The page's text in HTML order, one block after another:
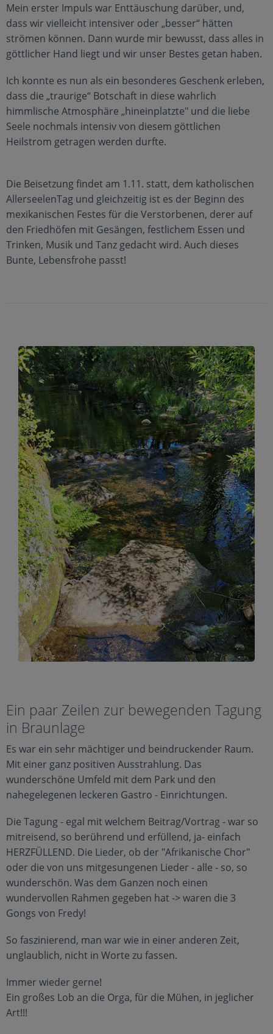
Mein erster Impuls war Enttäuschung darüber, und,
dass wir vielleicht intensiver oder „besser“ hätten
strömen können. Dann wurde mir bewusst, dass alles in
göttlicher Hand liegt und wir unser Bestes getan haben.
Ich konnte es nun als ein besonderes Geschenk erleben,
dass die „traurige“ Botschaft in diese wahrlich
himmlische Atmosphäre „hineinplatzte" und die liebe
Seele nochmals intensiv von diesem göttlichen
Heilstrom getragen werden durfte.
Die Beisetzung findet am 1.11. statt, dem katholischen
AllerseelenTag und gleichzeitig ist es der Beginn des
mexikanischen Festes für die Verstorbenen, derer auf
den Friedhöfen mit Gesängen, festlichem Essen und
Trinken, Musik und Tanz gedacht wird. Auch dieses
Bunte, Lebensfrohe passt!
Ein paar Zeilen zur bewegenden Tagung
in Braunlage
Es war ein sehr mächtiger und beindruckender Raum.
Mit einer ganz positiven Ausstrahlung. Das
wunderschöne Umfeld mit dem Park und den
nahegelegenen leckeren Gastro - Einrichtungen.
Die Tagung - egal mit welchem Beitrag/Vortrag - war so
mitreisend, so berührend und erfüllend, ja- einfach
HERZFÜLLEND. Die Lieder, ob der "Afrikanische Chor"
oder die von uns mitgesungenen Lieder - alle - so, so
wunderschön. Was dem Ganzen noch einen
wundervollen Rahmen gegeben hat -> waren die 3
Gongs von Fredy!
So faszinierend, man war wie in einer anderen Zeit,
unglaublich, nicht in Worte zu fassen.
Immer wieder gerne!
Ein großes Lob an die Orga, für die Mühen, in jeglicher
Art!!!